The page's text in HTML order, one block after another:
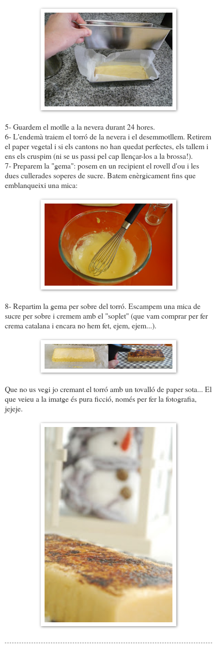
5- Guardem el motlle a la nevera durant 24 hores.
6- L'endemà traiem el torró de la nevera i el desemmotllem. Retirem
el paper vegetal i si els cantons no han quedat perfectes, els tallem i
ens els cruspim (ni se us passi pel cap llençar-los a la brossa!).
7- Preparem la "gema": posem en un recipient el rovell d'ou i les
dues cullerades soperes de sucre. Batem enèrgicament fins que
emblanqueixi una mica:
8- Repartim la gema per sobre del torró. Escampem una mica de
sucre per sobre i cremem amb el "soplet" (que vam comprar per fer
crema catalana i encara no hem fet, ejem, ejem...).
Que no us vegi jo cremant el torró amb un tovalló de paper sota... El
que veieu a la imatge és pura ficció, només per fer la fotografia,
jejeje.